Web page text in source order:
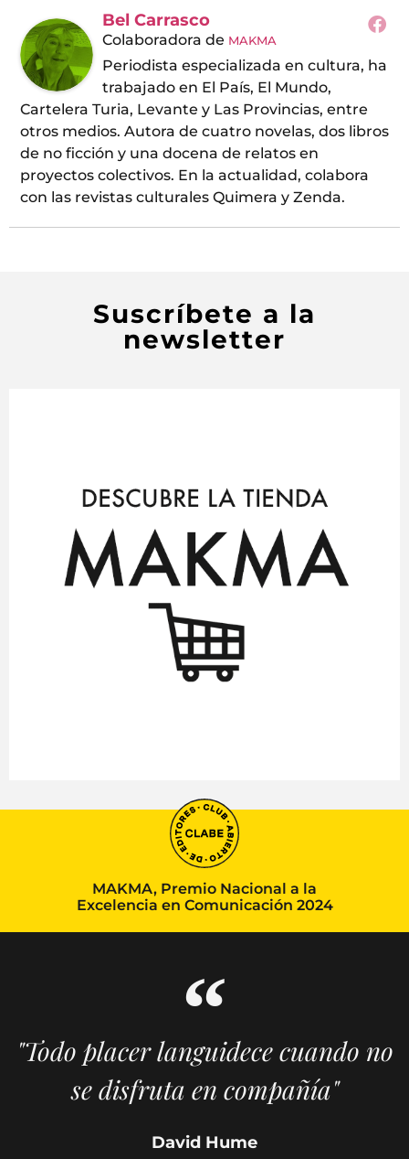
Bel Carrasco
Colaboradora de MAKMA
Periodista especializada en cultura, ha
trabajado en El País, El Mundo,
Cartelera Turia, Levante y Las Provincias, entre
otros medios. Autora de cuatro novelas, dos libros
de no ficción y una docena de relatos en
proyectos colectivos. En la actualidad, colabora
con las revistas culturales Quimera y Zenda.
Suscríbete a la
newsletter
MAKMA, Premio Nacional a la
Excelencia en Comunicación 2024
"Todo placer languidece cuando no
se disfruta en compañía"
David Hume